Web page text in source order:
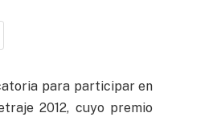
para participar en
2012, cuyo premio